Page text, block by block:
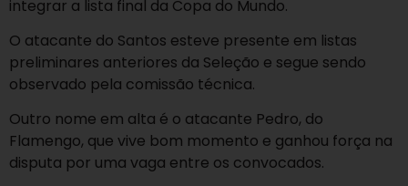
integrar a lista final da Copa do Mundo.
O atacante do Santos esteve presente em listas
preliminares anteriores da Seleção e segue sendo
observado pela comissão técnica.
Outro nome em alta é o atacante Pedro, do
Flamengo, que vive bom momento e ganhou força na
disputa por uma vaga entre os convocados.